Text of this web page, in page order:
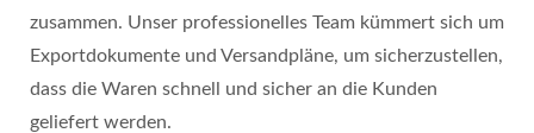
zusammen. Unser professionelles Team kümmert sich um
Exportdokumente und Versandpläne, um sicherzustellen,
dass die Waren schnell und sicher an die Kunden
geliefert werden.